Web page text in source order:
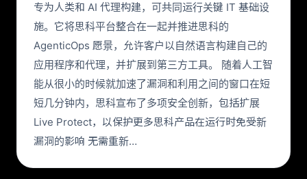
专为人类和 AI 代理构建，可共同运行关键 IT 基础设
施。它将思科平台整合在一起并推进思科的
AgenticOps 愿景，允许客户以自然语言构建自己的
应用程序和代理，并扩展到第三方工具。 随着人工智
能从很小的时候就加速了漏洞和利用之间的窗口在短
短几分钟内，思科宣布了多项安全创新，包括扩展
Live Protect，以保护更多思科产品在运行时免受新
漏洞的影响 无需重新…